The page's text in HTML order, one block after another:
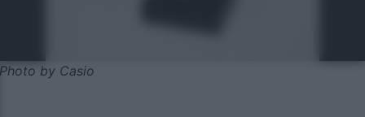
Photo by Casio